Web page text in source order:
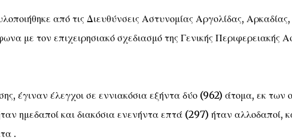
από τις Διευθύνσεις Αστυνομίας Αργολίδας, Αρκαδίας,
με τον επιχειρησιακό σχεδιασμό της Γενικής Περιφερειακής
έγιναν έλεγχοι σε εννιακόσια εξήντα δύο (962) άτομα, εκ των
ημεδαποί και διακόσια ενενήντα επτά (297) ήταν αλλοδαποί,
.